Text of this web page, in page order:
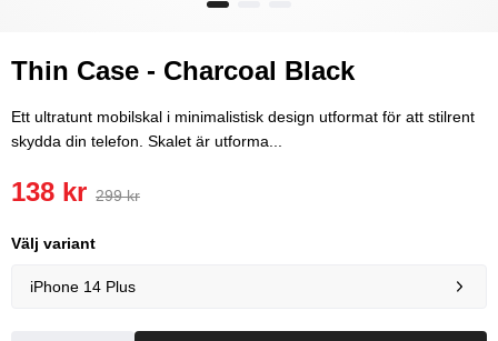
Thin Case - Charcoal Black
Ett ultratunt mobilskal i minimalistisk design utformat för att stilrent
skydda din telefon. Skalet är utforma...
138 kr 299 kr
Välj variant
iPhone 14 Plus